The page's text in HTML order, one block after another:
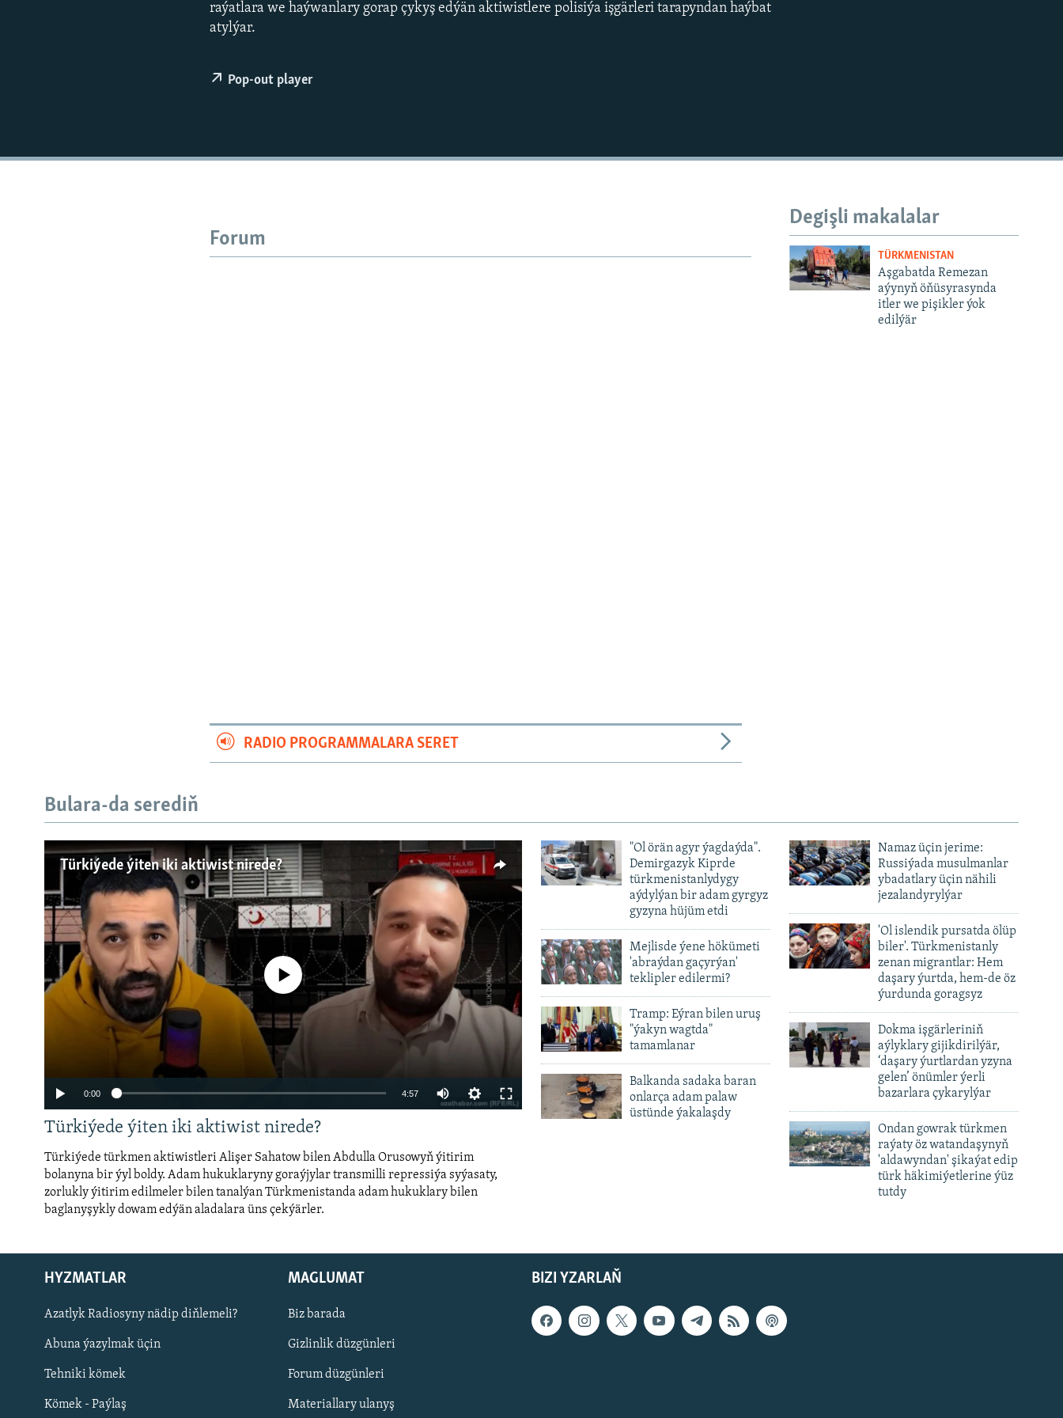
Русский
BIZI YZARLAŇ
raýatlara we haýwanlary gorap çykyş edýän aktiwistlere polisiýa işgärleri tarapyndan haýbat
atylýar.
Pop-out player
Forum
Degişli makalalar
TÜRKMENISTAN
Aşgabatda Remezan
aýynyň öňüsyrasynda
itler we pişikler ýok
edilýär
RADIO PROGRAMMALARA SERET
Bulara-da serediň
Türkiýede ýiten iki aktiwist nirede?
No media source currently available
0:00 4:57
480p
Türkiýede ýiten iki aktiwist nirede?
Türkiýede türkmen aktiwistleri Alişer Sahatow bilen Abdulla Orusowyň ýitirim
bolanyna bir ýyl boldy. Adam hukuklaryny goraýjylar transmilli repressiýa syýasaty,
zorlukly ýitirim edilmeler bilen tanalýan Türkmenistanda adam hukuklary bilen
baglanyşykly dowam edýän aladalara üns çekýärler.
"Ol örän agyr ýagdaýda".
Demirgazyk Kiprde
türkmenistanlydygy
aýdylýan bir adam gyrgyz
gyzyna hüjüm etdi
Mejlisde ýene hökümeti
'abraýdan gaçyrýan'
teklipler edilermi?
Tramp: Eýran bilen uruş
"ýakyn wagtda"
tamamlanar
Balkanda sadaka baran
onlarça adam palaw
üstünde ýakalaşdy
Namaz üçin jerime:
Russiýada musulmanlar
ybadatlary üçin nähili
jezalandyrylýar
'Ol islendik pursatda ölüp
biler'. Türkmenistanly
zenan migrantlar: Hem
daşary ýurtda, hem-de öz
ýurdunda goragsyz
Dokma işgärleriniň
aýlyklary gijikdirilýär,
‘daşary ýurtlardan yzyna
gelen’ önümler ýerli
bazarlara çykarylýar
Ondan gowrak türkmen
raýaty öz watandaşynyň
'aldawyndan' şikaýat edip
türk häkimiýetlerine ýüz
tutdy
BIZI YZARLAŇ
HYZMATLAR
Azatlyk Radiosyny nädip diňlemeli?
Abuna ýazylmak üçin
Tehniki kömek
Kömek - Paýlaş
MAGLUMAT
Biz barada
Gizlinlik düzgünleri
Forum düzgünleri
Materiallary ulanyş